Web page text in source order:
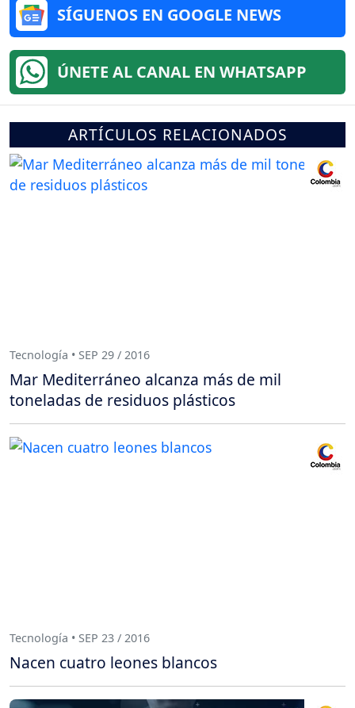
SÍGUENOS EN GOOGLE NEWS
ÚNETE AL CANAL EN WHATSAPP
ARTÍCULOS RELACIONADOS
Tecnología • SEP 29 / 2016
Mar Mediterráneo alcanza más de mil
toneladas de residuos plásticos
Tecnología • SEP 23 / 2016
Nacen cuatro leones blancos